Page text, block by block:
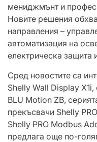
мениджмънт и
Новите решения
направления –
автоматизация на
електрическа защита
Сред новостите са
Shelly Wall Display
BLU Motion ZB,
прекъсвачи Shelly
Shelly PRO Modbus
предлага още по-